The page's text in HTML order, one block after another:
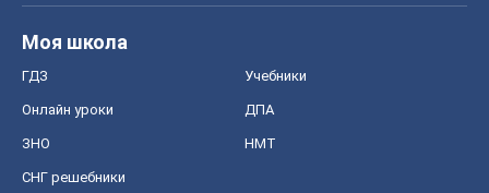
Моя школа
ГДЗ Учебники
Онлайн уроки ДПА
ЗНО НМТ
СНГ решебники